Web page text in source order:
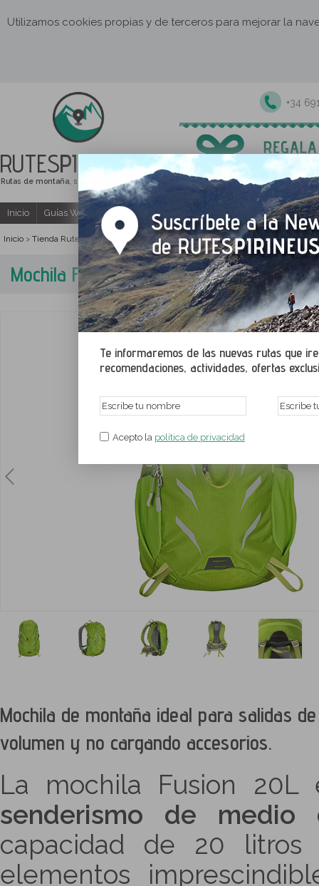
Utilizamos cookies propias y de terceros para mejorar la
RUTESPIRINEUS
Rutas de montaña, senderismo y excursiones
+34
Te informaremos de las nuevas rutas que
recomendaciones, actividades, ofertas
Acepto la política de privacidad
Inicio Guías Web y PDF gratuitas Excursiones y actividades
Inicio > Tienda Rutes Pirineus Mochila Fusion 20L
Mochila Fusion 20L
Mochila de montaña ideal para salidas
volumen y no cargando accesorios.
La mochila Fusion
senderismo de
capacidad de 20
elementos